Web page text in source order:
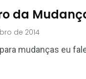
da
de 2014
mudanças eu